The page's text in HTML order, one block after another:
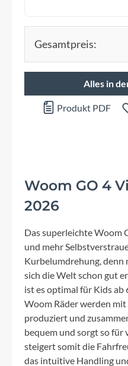
Gesamtpreis:
Alles in
Produkt PDF
Woom GO 4
2026
Das superleichte Woom
und mehr
Kurbelumdrehung, denn
sich die Welt schon gut
ist es optimal für Kids ab
Woom Räder werden
produziert und
bequem und sorgt so für
steigert somit die
das intuitive Handling